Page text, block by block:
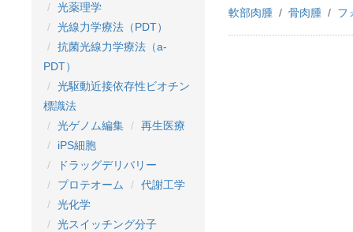
光薬理学
光線力学療法（PDT）
抗菌光線力学療法（a-
PDT）
光駆動近接依存性ビオチン
標識法
光ゲノム編集
再生医療
iPS細胞
ドラッグデリバリー
プロテオーム
代謝工学
光化学
光スイッチング分子
軟部肉腫
骨肉腫 フ